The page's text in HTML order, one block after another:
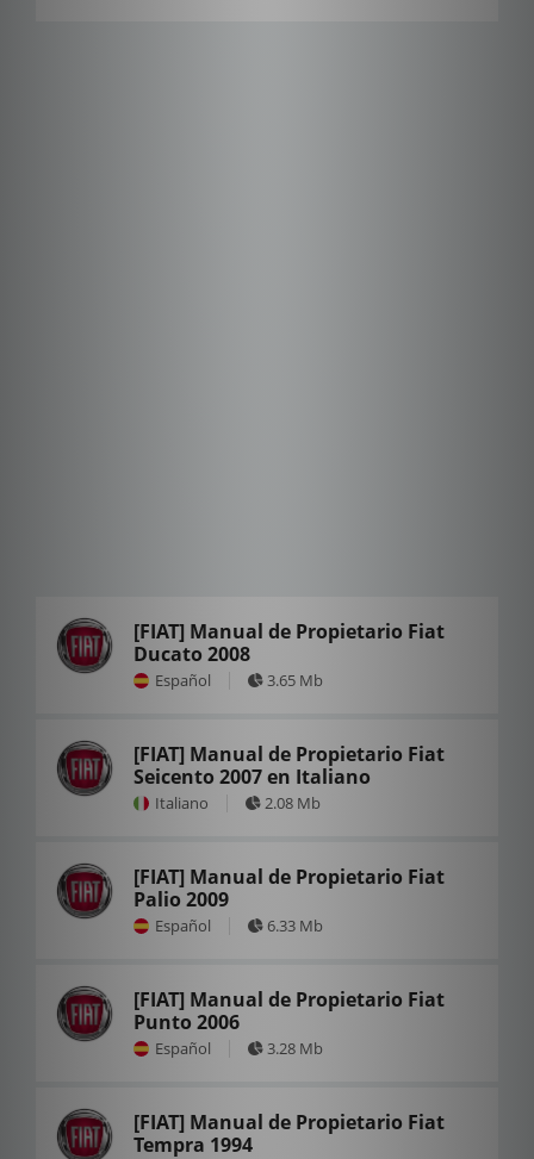
[FIAT] Manual de Propietario Fiat
Ducato 2008
Español 3.65 Mb
[FIAT] Manual de Propietario Fiat
Seicento 2007 en Italiano
Italiano 2.08 Mb
[FIAT] Manual de Propietario Fiat
Palio 2009
Español 6.33 Mb
[FIAT] Manual de Propietario Fiat
Punto 2006
Español 3.28 Mb
[FIAT] Manual de Propietario Fiat
Tempra 1994